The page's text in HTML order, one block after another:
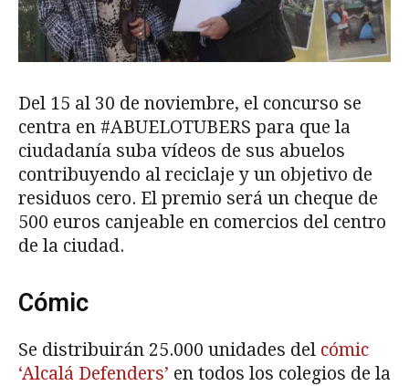
Del 15 al 30 de noviembre, el concurso se
centra en #ABUELOTUBERS para que la
ciudadanía suba vídeos de sus abuelos
contribuyendo al reciclaje y un objetivo de
residuos cero. El premio será un cheque de
500 euros canjeable en comercios del centro
de la ciudad.
Cómic
Se distribuirán 25.000 unidades del cómic
‘Alcalá Defenders’ en todos los colegios de la